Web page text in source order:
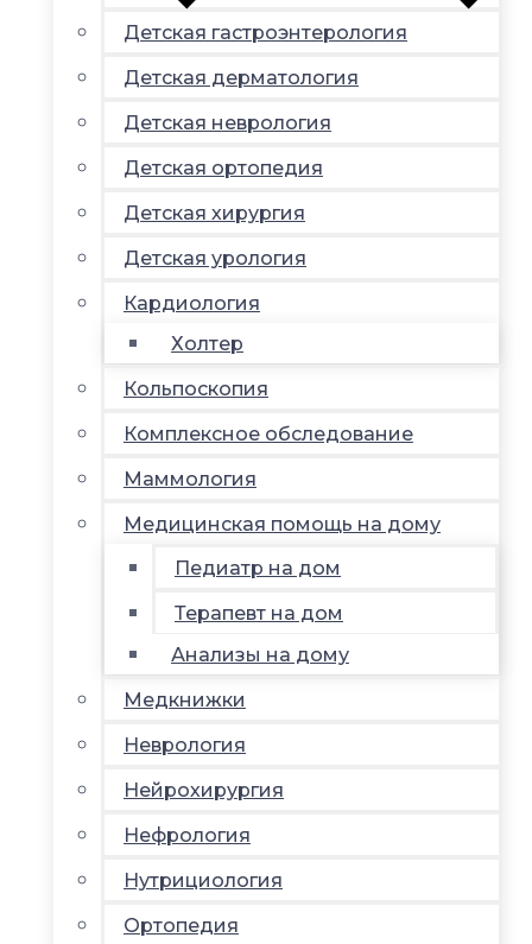
Детская гастроэнтерология
Детская дерматология
Детская неврология
Детская ортопедия
Детская хирургия
Детская урология
Кардиология
Холтер
Кольпоскопия
Комплексное обследование
Маммология
Медицинская помощь на дому
Педиатр на дом
Терапевт на дом
Анализы на дому
Медкнижки
Неврология
Нейрохирургия
Нефрология
Нутрициология
Ортопедия